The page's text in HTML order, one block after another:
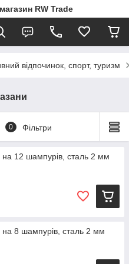
RW Trade
відпочинок, спорт, туризм
0 Фільтри
на 12 шампурів, сталь 2 мм
на 8 шампурів, сталь 2 мм